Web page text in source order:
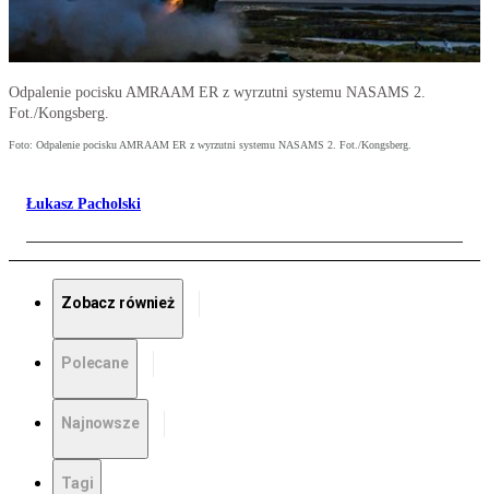
Odpalenie pocisku AMRAAM ER z wyrzutni systemu NASAMS 2.
Fot./Kongsberg.
Foto: Odpalenie pocisku AMRAAM ER z wyrzutni systemu NASAMS 2. Fot./Kongsberg.
Łukasz Pacholski
Zobacz również
Polecane
Najnowsze
Tagi